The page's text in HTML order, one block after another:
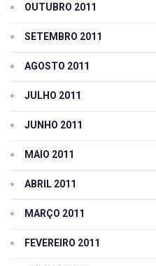
OUTUBRO 2011
SETEMBRO 2011
AGOSTO 2011
JULHO 2011
JUNHO 2011
MAIO 2011
ABRIL 2011
MARÇO 2011
FEVEREIRO 2011